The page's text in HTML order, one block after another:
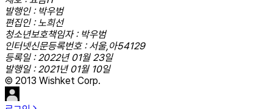
발행인 : 박우범
편집인 : 노희선
청소년보호책임자 : 박우범
인터넷신문등록번호 : 서울,아54129
등록일 : 2022년 01월 23일
발행일 : 2021년 01월 10일
© 2013 Wishket Corp.